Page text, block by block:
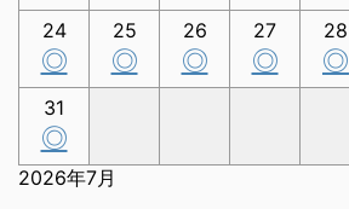
24
◎
25
◎
26
◎
27
◎
28
◎
31
◎
2026年7月